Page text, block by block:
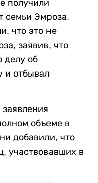
получили
семьи Эмроза.
что это не
заявив, что
делу об
и отбывал
объеме в
добавили, что
участвовавших в